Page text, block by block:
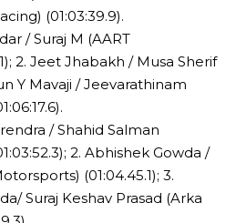
(01:03:39.9).
/ Suraj M (AART
2. Jeet Jhabakh / Musa Sherif
Y Mavaji / Jeevarathinam
/ Shahid Salman
2. Abhishek Gowda /
(01:04.45.1); 3.
Suraj Keshav Prasad (Arka